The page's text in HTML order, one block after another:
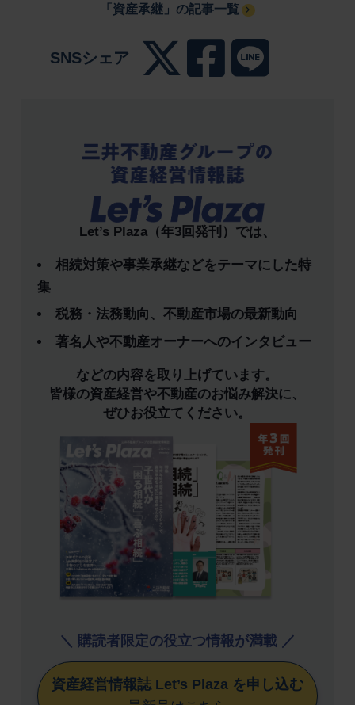
「資産承継」の記事一覧
SNSシェア
Let’s Plaza（年3回発刊）では、
相続対策や事業承継などをテーマにした特
集
税務・法務動向、不動産市場の最新動向
著名人や不動産オーナーへのインタビュー
などの内容を取り上げています。
皆様の資産経営や不動産のお悩み解決に、
ぜひお役立てください。
＼ 購読者限定の役立つ情報が満載 ／
資産経営情報誌 Let’s Plaza を申し込む